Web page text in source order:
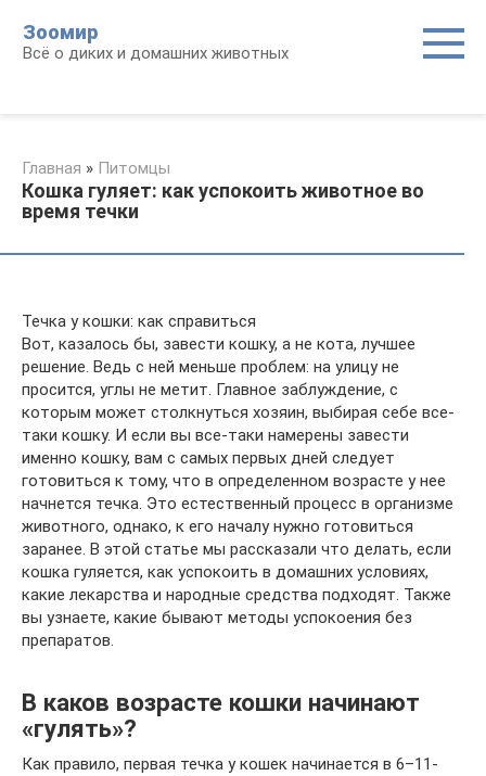
контенту
Зоомир
Всё о диких и домашних животных
Главная » Питомцы
Кошка гуляет: как успокоить животное во
время течки
Течка у кошки: как справиться
Вот, казалось бы, завести кошку, а не кота, лучшее
решение. Ведь с ней меньше проблем: на улицу не
просится, углы не метит. Главное заблуждение, с
которым может столкнуться хозяин, выбирая себе все-
таки кошку. И если вы все-таки намерены завести
именно кошку, вам с самых первых дней следует
готовиться к тому, что в определенном возрасте у нее
начнется течка. Это естественный процесс в организме
животного, однако, к его началу нужно готовиться
заранее. В этой статье мы рассказали что делать, если
кошка гуляется, как успокоить в домашних условиях,
какие лекарства и народные средства подходят. Также
вы узнаете, какие бывают методы успокоения без
препаратов.
В каков возрасте кошки начинают
«гулять»?
Как правило, первая течка у кошек начинается в 6–11-